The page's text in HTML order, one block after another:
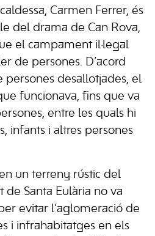
Carmen Ferrer, és
del drama de Can Rova,
el campament il·legal
de persones. D’acord
persones desallotjades, el
funcionava, fins que va
entre les quals hi
infants i altres persones
un terreny rústic del
de Santa Eulària no va
evitar l’aglomeració de
i infrahabitatges en els